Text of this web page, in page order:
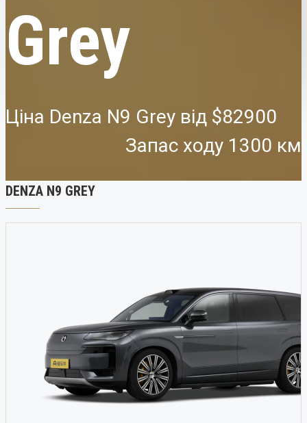
Авто з пробігом
Аксесуари
Grey
Ціна Denza N9 Grey від $82900
Запас ходу 1300 км
DENZA N9 GREY